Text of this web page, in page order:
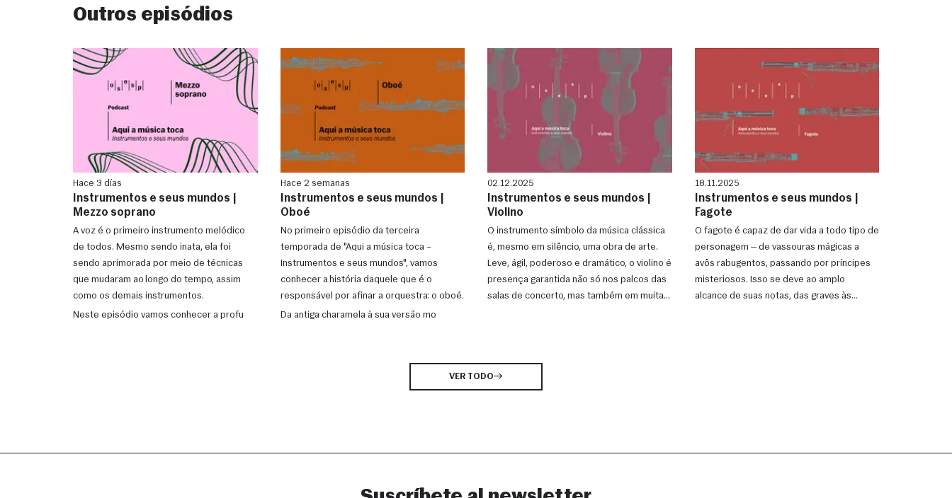
Outros episódios
Hace 3 días
Instrumentos e seus mundos |
Mezzo soprano
A voz é o primeiro instrumento melódico
de todos. Mesmo sendo inata, ela foi
sendo aprimorada por meio de técnicas
que mudaram ao longo do tempo, assim
como os demais instrumentos.
Neste episódio vamos conhecer a profu
Hace 2 semanas
Instrumentos e seus mundos |
Oboé
No primeiro episódio da terceira
temporada de "Aqui a música toca –
Instrumentos e seus mundos", vamos
conhecer a história daquele que é o
responsável por afinar a orquestra: o oboé.
Da antiga charamela à sua versão mo
02.12.2025
Instrumentos e seus mundos |
Violino
O instrumento símbolo da música clássica
é, mesmo em silêncio, uma obra de arte.
Leve, ágil, poderoso e dramático, o violino é
presença garantida não só nos palcos das
salas de concerto, mas também em muitas
18.11.2025
Instrumentos e seus mundos |
Fagote
O fagote é capaz de dar vida a todo tipo de
personagem — de vassouras mágicas a
avôs rabugentos, passando por príncipes
misteriosos. Isso se deve ao amplo
alcance de suas notas, das graves às
VER TODO